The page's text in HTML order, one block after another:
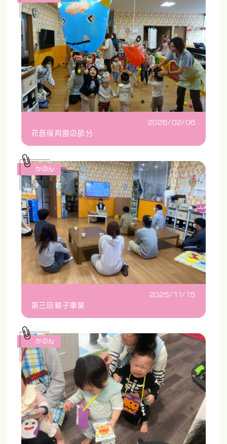
2026/02/06
花音保育園の節分
2025/11/15
第三回親子事業
かのん
かのん